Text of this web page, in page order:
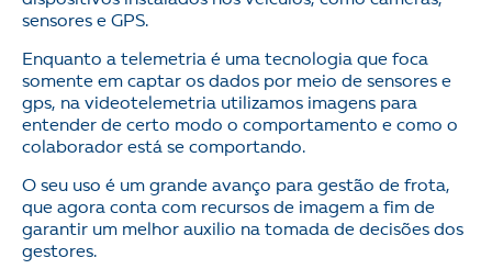
sensores e GPS.
Enquanto a telemetria é uma tecnologia que foca
somente em captar os dados por meio de sensores e
gps, na videotelemetria utilizamos imagens para
entender de certo modo o comportamento e como o
colaborador está se comportando.
O seu uso é um grande avanço para gestão de frota,
que agora conta com recursos de imagem a fim de
garantir um melhor auxilio na tomada de decisões dos
gestores.